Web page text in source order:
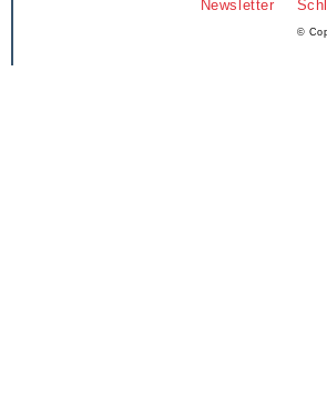
Newsletter
©